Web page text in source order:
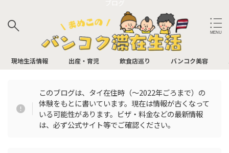
サイト内検索
バンコク飲食店
アフタヌーンティー
イタリアン
現地生活情報 出産・育児 飲食店巡り バンコク美容
このブログは、タイ在住時（〜2022年ごろまで）の
体験をもとに書いています。現在は情報が古くなって
いる可能性があります。ビザ・料金などの最新情報
は、必ず公式サイト等でご確認ください。